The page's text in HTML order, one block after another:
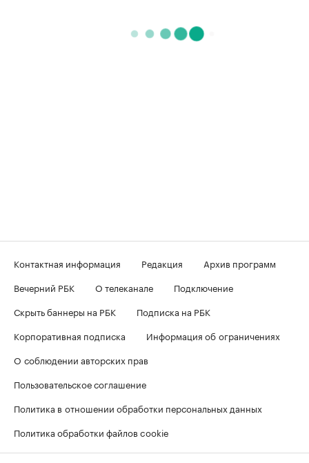
Контактная информация Редакция
Архив программ
Вечерний РБК
О телеканале
Подключение
Скрыть баннеры на РБК
Подписка на РБК
Корпоративная подписка
Информация об ограничениях
О соблюдении авторских прав
Пользовательское соглашение
Политика в отношении обработки персональных данных
Политика обработки файлов cookie